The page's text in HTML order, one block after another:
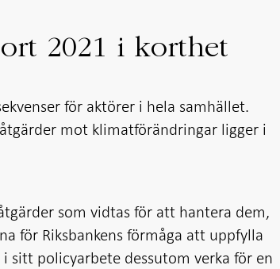
2021 i korthet
för aktörer i hela samhället.
mot klimatförändringar ligger i
som vidtas för att hantera dem,
för Riksbankens förmåga att uppfylla
sitt policyarbete dessutom verka för en